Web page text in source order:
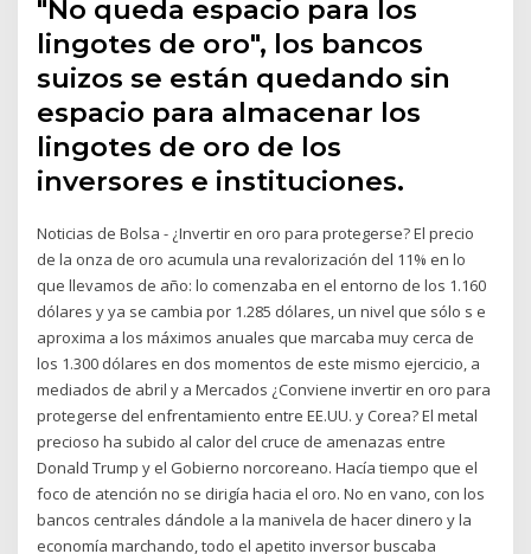
"No queda espacio para los
lingotes de oro", los bancos
suizos se están quedando sin
espacio para almacenar los
lingotes de oro de los
inversores e instituciones.
Noticias de Bolsa - ¿Invertir en oro para protegerse? El precio
de la onza de oro acumula una revalorización del 11% en lo
que llevamos de año: lo comenzaba en el entorno de los 1.160
dólares y ya se cambia por 1.285 dólares, un nivel que sólo s e
aproxima a los máximos anuales que marcaba muy cerca de
los 1.300 dólares en dos momentos de este mismo ejercicio, a
mediados de abril y a Mercados ¿Conviene invertir en oro para
protegerse del enfrentamiento entre EE.UU. y Corea? El metal
precioso ha subido al calor del cruce de amenazas entre
Donald Trump y el Gobierno norcoreano. Hacía tiempo que el
foco de atención no se dirigía hacia el oro. No en vano, con los
bancos centrales dándole a la manivela de hacer dinero y la
economía marchando, todo el apetito inversor buscaba